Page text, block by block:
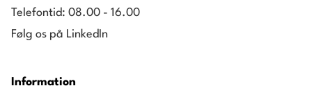
aktiver
Du er ikke i en obligatorisk sektor for Skov, Jord
Telefontid: 08.00 - 16.00
Følg os på LinkedIn
Information